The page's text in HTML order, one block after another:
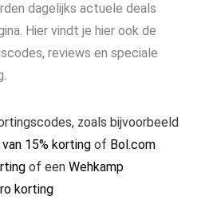
dagelijks actuele deals
Hier vindt je hier ook de
reviews en speciale
zoals bijvoorbeeld
15% korting of Bol.com
of een Wehkamp
korting